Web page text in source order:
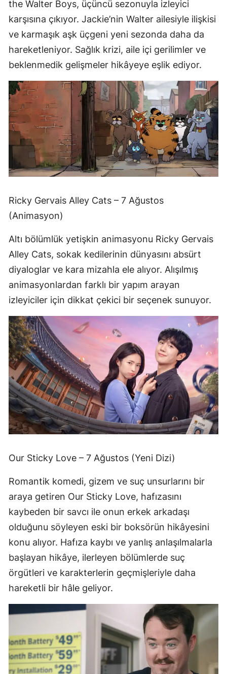
the Walter Boys, üçüncü sezonuyla izleyici
karşısına çıkıyor. Jackie’nin Walter ailesiyle ilişkisi
ve karmaşık aşk üçgeni yeni sezonda daha da
hareketleniyor. Sağlık krizi, aile içi gerilimler ve
beklenmedik gelişmeler hikâyeye eşlik ediyor.
Ricky Gervais Alley Cats – 7 Ağustos
(Animasyon)
Altı bölümlük yetişkin animasyonu Ricky Gervais
Alley Cats, sokak kedilerinin dünyasını absürt
diyaloglar ve kara mizahla ele alıyor. Alışılmış
animasyonlardan farklı bir yapım arayan
izleyiciler için dikkat çekici bir seçenek sunuyor.
Our Sticky Love – 7 Ağustos (Yeni Dizi)
Romantik komedi, gizem ve suç unsurlarını bir
araya getiren Our Sticky Love, hafızasını
kaybeden bir savcı ile onun erkek arkadaşı
olduğunu söyleyen eski bir boksörün hikâyesini
konu alıyor. Hafıza kaybı ve yanlış anlaşılmalarla
başlayan hikâye, ilerleyen bölümlerde suç
örgütleri ve karakterlerin geçmişleriyle daha
hareketli bir hâle geliyor.